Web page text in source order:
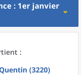
: 1er janvier
:
(3220)